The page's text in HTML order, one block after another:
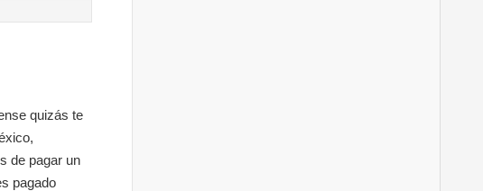
quizás te
de pagar un
pagado